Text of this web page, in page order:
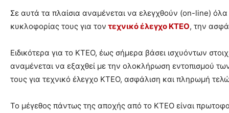
Σε αυτά τα πλαίσια αναμένεται να ελεγχθούν (on-line)
κυκλοφορίας τους για τον τεχνικό έλεγχο ΚΤΕΟ, την
Ειδικότερα για το ΚΤΕΟ, έως σήμερα βάσει ισχυόντων
αναμένεται να εξαχθεί με την ολοκλήρωση εντοπισμού
τους για τεχνικό έλεγχο ΚΤΕΟ, ασφάλιση και πληρωμή
Το μέγεθος πάντως της αποχής από το ΚΤΕΟ είναι